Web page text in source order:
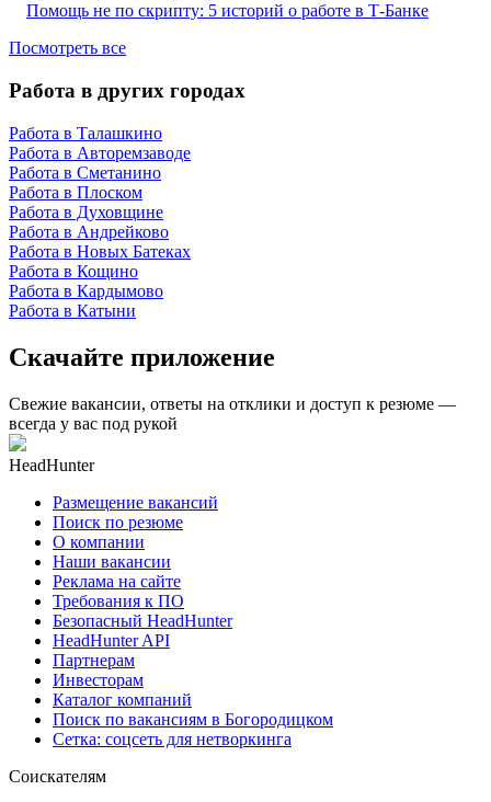
Помощь не по скрипту: 5 историй о работе в Т-Банке
Посмотреть все
Работа в других городах
Работа в Талашкино
Работа в Авторемзаводе
Работа в Сметанино
Работа в Плоском
Работа в Духовщине
Работа в Андрейково
Работа в Новых Батеках
Работа в Кощино
Работа в Кардымово
Работа в Катыни
Скачайте приложение
Свежие вакансии, ответы на отклики и доступ к резюме —
всегда у вас под рукой
HeadHunter
Размещение вакансий
Поиск по резюме
О компании
Наши вакансии
Реклама на сайте
Требования к ПО
Безопасный HeadHunter
HeadHunter API
Партнерам
Инвесторам
Каталог компаний
Поиск по вакансиям в Богородицком
Сетка: соцсеть для нетворкинга
Соискателям